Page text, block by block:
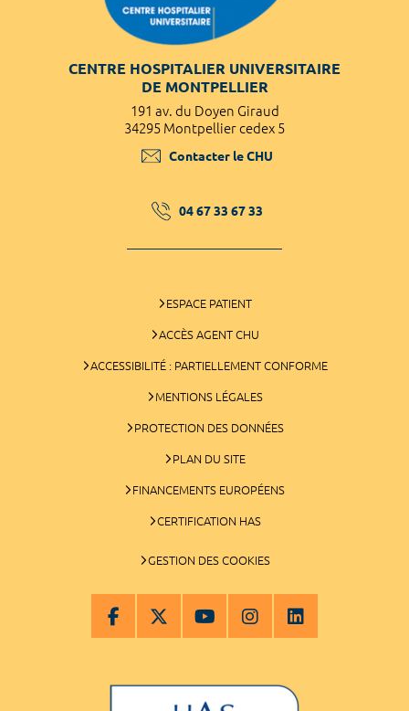
CENTRE HOSPITALIER UNIVERSITAIRE
DE MONTPELLIER
191 av. du Doyen Giraud
34295 Montpellier cedex 5
Contacter le CHU
04 67 33 67 33
ESPACE PATIENT
ACCÈS AGENT CHU
ACCESSIBILITÉ : PARTIELLEMENT CONFORME
MENTIONS LÉGALES
PROTECTION DES DONNÉES
PLAN DU SITE
FINANCEMENTS EUROPÉENS
CERTIFICATION HAS
GESTION DES COOKIES